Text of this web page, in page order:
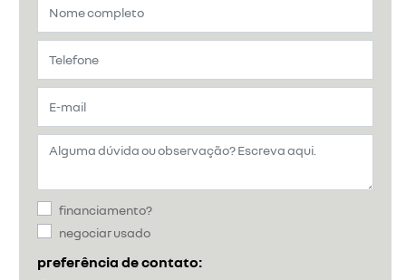
financiamento?
negociar usado
preferência de contato: